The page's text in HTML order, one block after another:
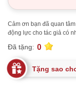
Cảm ơn bạn đã quan
động lực cho tác giả có
Đã tặng: 0
Tặng sao